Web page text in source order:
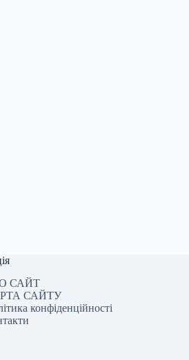
САЙТ
САЙТУ
конфіденційності